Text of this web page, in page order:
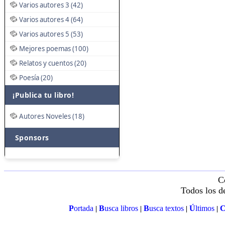
Varios autores 3 (42)
Varios autores 4 (64)
Varios autores 5 (53)
Mejores poemas (100)
Relatos y cuentos (20)
Poesía (20)
¡Publica tu libro!
Autores Noveles (18)
Sponsors
Todos los
Portada| Busca libros| Busca textos| Últimos|